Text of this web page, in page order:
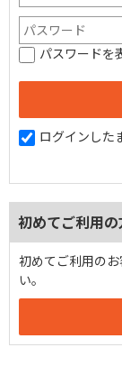
パスワードを
ログインした
初めてご利用
初めてご利用の
い。